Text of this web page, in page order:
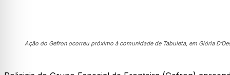
Ação do Gefron ocorreu próximo à comunidade de Tabuleta, em Glória